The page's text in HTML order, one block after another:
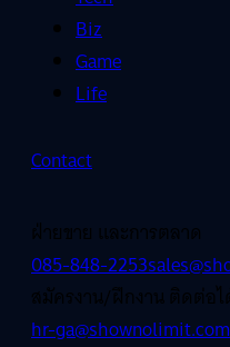
Biz
Game
Life
Contact
ฝ่ายขาย และการตลาด
085-848-2253
สมัครงาน/ฝึกงาน ติดต่อ
hr-ga@shownolimit.com